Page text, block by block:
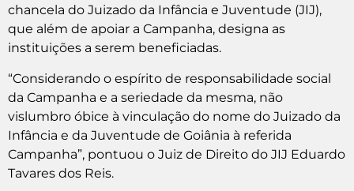
chancela do Juizado da Infância e Juventude (JIJ),
que além de apoiar a Campanha, designa as
instituições a serem beneficiadas.
“Considerando o espírito de responsabilidade social
da Campanha e a seriedade da mesma, não
vislumbro óbice à vinculação do nome do Juizado da
Infância e da Juventude de Goiânia à referida
Campanha”, pontuou o Juiz de Direito do JIJ Eduardo
Tavares dos Reis.